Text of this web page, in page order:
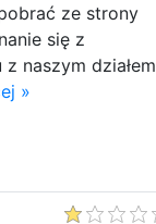
ze strony
się z
naszym działem
»